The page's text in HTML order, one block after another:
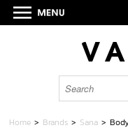
Home > Brands > Sana >